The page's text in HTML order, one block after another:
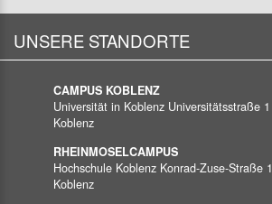
UNSERE STANDORTE
CAMPUS KOBLENZ
Universität in Koblenz Universitätsstraße 1
Koblenz
RHEINMOSELCAMPUS
Hochschule Koblenz Konrad-Zuse-Straße 1
Koblenz